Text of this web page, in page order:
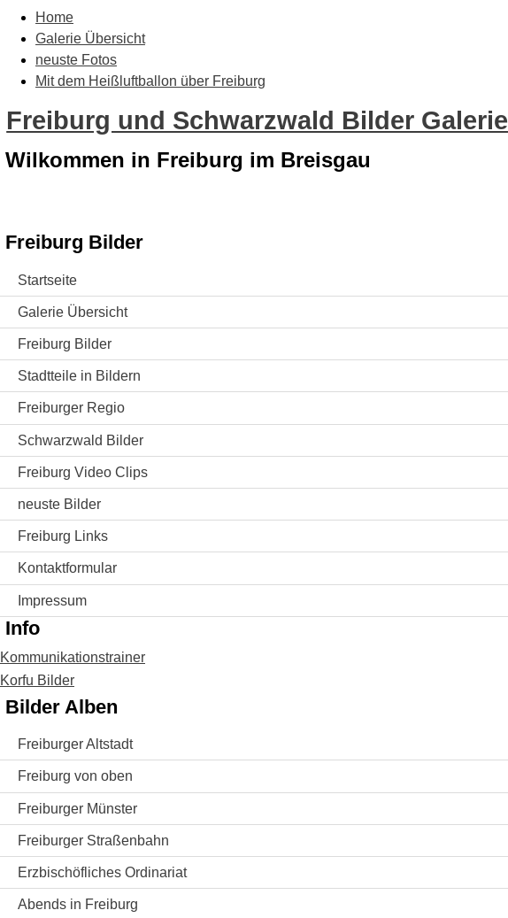
Home
Galerie Übersicht
neuste Fotos
Mit dem Heißluftballon über Freiburg
Freiburg und Schwarzwald Bilder Galerie
Wilkommen in Freiburg im Breisgau
Freiburg Bilder
Startseite
Galerie Übersicht
Freiburg Bilder
Stadtteile in Bildern
Freiburger Regio
Schwarzwald Bilder
Freiburg Video Clips
neuste Bilder
Freiburg Links
Kontaktformular
Impressum
Info
Kommunikationstrainer
Korfu Bilder
Bilder Alben
Freiburger Altstadt
Freiburg von oben
Freiburger Münster
Freiburger Straßenbahn
Erzbischöfliches Ordinariat
Abends in Freiburg